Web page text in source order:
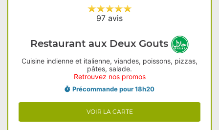
97 avis
Restaurant aux Deux Gouts
Cuisine indienne et italienne, viandes, poissons, pizzas,
pâtes, salade.
Retrouvez nos promos
Précommande pour 18h20
VOIR LA CARTE